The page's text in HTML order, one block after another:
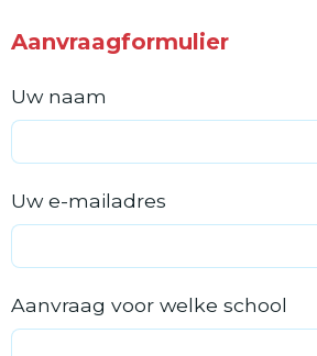
Aanvraagformulier
Uw naam
Uw e-mailadres
Aanvraag voor welke school